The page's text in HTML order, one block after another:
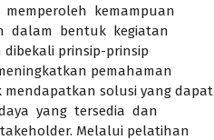
kemampuan
dalam bentuk kegiatan
prinsip-prinsip
pemahaman
solusi yang dapat
yang tersedia dan
Melalui pelatihan